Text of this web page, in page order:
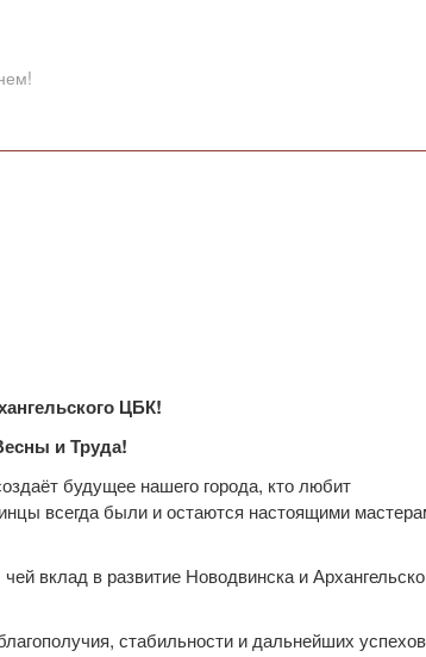
ЦБК!
и Труда!
будущее нашего города, кто любит
всегда были и остаются настоящими
вклад в развитие Новодвинска и
стабильности и дальнейших успехов